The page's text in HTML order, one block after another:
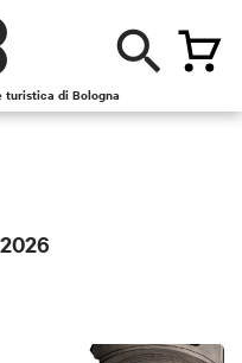
turistica di Bologna